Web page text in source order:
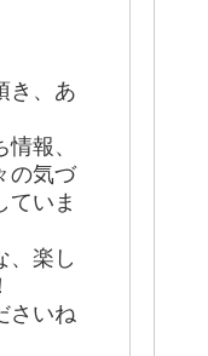
き、あ
報、
の気づ
ていま
、楽し
さいね